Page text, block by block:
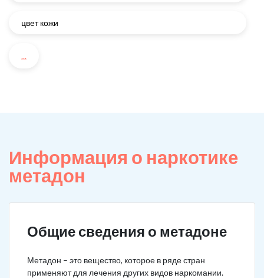
цвет кожи
...
Информация о наркотике
метадон
Общие сведения о метадоне
Метадон – это вещество, которое в ряде стран
применяют для лечения других видов наркомании.